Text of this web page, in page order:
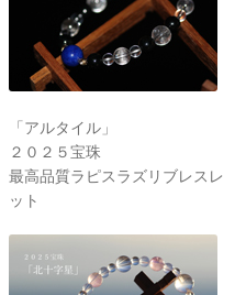
「アルタイル」
２０２５宝珠
最高品質ラピスラズリブレスレ
ット